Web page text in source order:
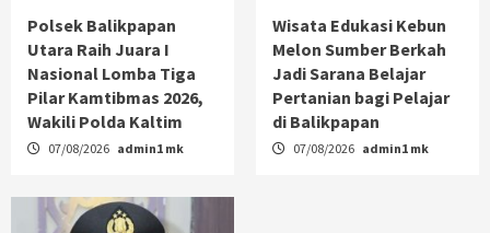
Polsek Balikpapan
Utara Raih Juara I
Nasional Lomba Tiga
Pilar Kamtibmas 2026,
Wakili Polda Kaltim
07/08/2026 admin1 mk
Wisata Edukasi Kebun
Melon Sumber Berkah
Jadi Sarana Belajar
Pertanian bagi Pelajar
di Balikpapan
07/08/2026 admin1 mk